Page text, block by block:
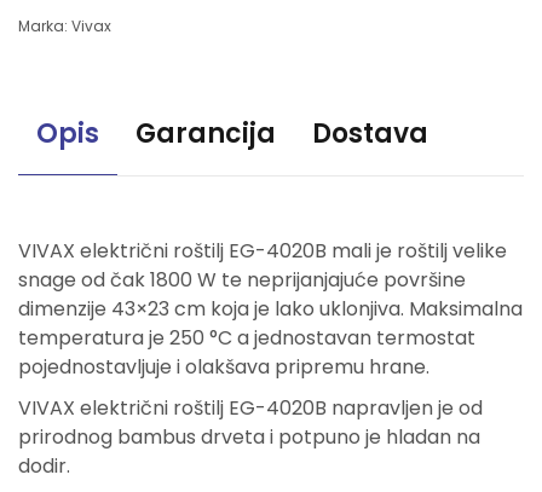
Marka: Vivax
Opis Garancija Dostava
VIVAX električni roštilj EG-4020B mali je roštilj velike
snage od čak 1800 W te neprijanjajuće površine
dimenzije 43×23 cm koja je lako uklonjiva. Maksimalna
temperatura je 250 °C a jednostavan termostat
pojednostavljuje i olakšava pripremu hrane.
VIVAX električni roštilj EG-4020B napravljen je od
prirodnog bambus drveta i potpuno je hladan na
dodir.